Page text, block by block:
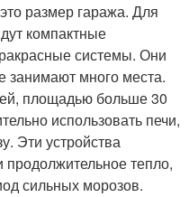
размер гаража. Для
компактные
системы. Они
занимают много места.
площадью больше 30
использовать печи,
Эти устройства
тепло,
сильных морозов.